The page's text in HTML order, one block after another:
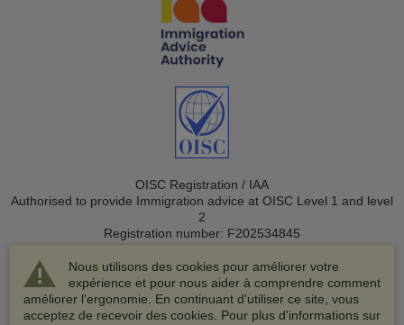
Nous utilisons des cookies pour améliorer votre
expérience et pour nous aider à comprendre comment
améliorer l'ergonomie. En continuant d'utiliser ce site, vous
acceptez de recevoir des cookies. Pour plus d'informations sur
OISC Registration / IAA
Authorised to provide Immigration advice at OISC Level 1 and level
2
Registration number: F202534845